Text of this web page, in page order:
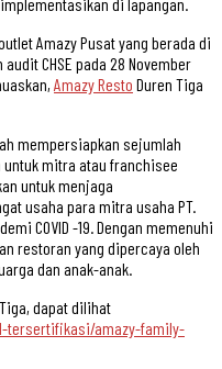
Amazy Pusat yang berada di
CHSE pada 28 November
Amazy Resto Duren Tiga
mempersiapkan sejumlah
untuk mitra atau franchisee
untuk menjaga
usaha para mitra usaha PT.
COVID -19. Dengan memenuhi
restoran yang dipercaya oleh
dan anak-anak.
dapat dilihat
tersertifikasi/amazy-family-